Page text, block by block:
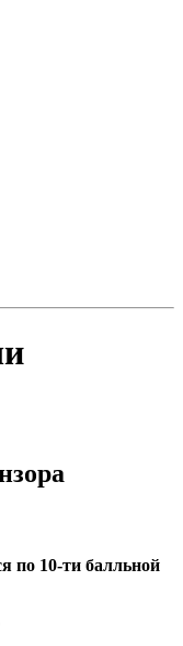
по 10-ти балльной